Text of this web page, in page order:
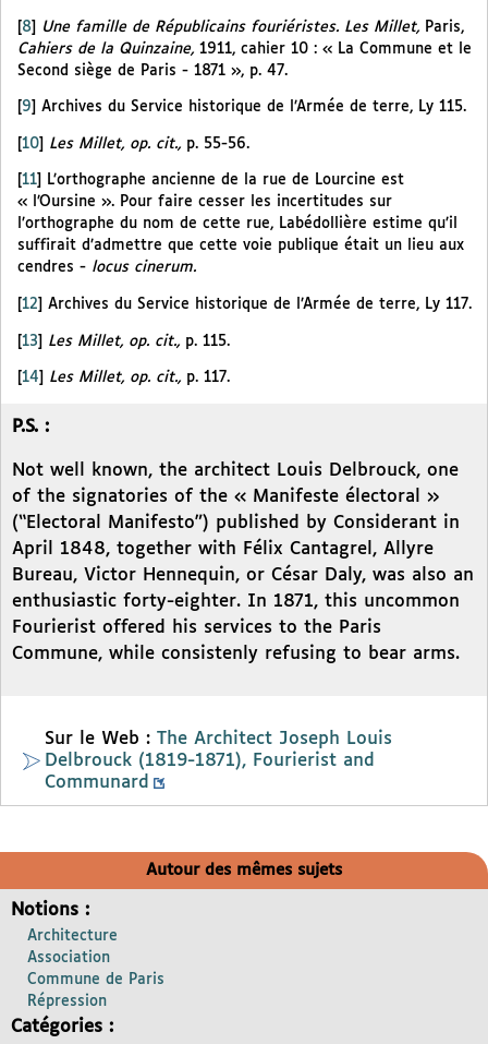
[8] Une famille de Républicains fouriéristes. Les Millet, Paris,
Cahiers de la Quinzaine, 1911, cahier 10 : « La Commune et le
Second siège de Paris - 1871 », p. 47.
9 Archives du Service historique de l’Armée de terre, Ly 115.
[10] Les Millet, op. cit., p. 55-56.
11
L’orthographe ancienne de la rue de Lourcine est
« l’Oursine ». Pour faire cesser les incertitudes sur
l’orthographe du nom de cette rue, Labédollière estime qu’il
suffirait d’admettre que cette voie publique était un lieu aux
cendres - locus cinerum.
12 Archives du Service historique de l’Armée de terre, Ly 117.
[13] Les Millet, op. cit., p. 115.
14 Les Millet, op. cit., p. 117.
P.S. :
Not well known, the architect Louis Delbrouck, one
of the signatories of the « Manifeste électoral »
(“Electoral Manifesto”) published by Considerant in
April 1848, together with Félix Cantagrel, Allyre
Bureau, Victor Hennequin, or César Daly, was also an
enthusiastic forty-eighter. In 1871, this uncommon
Fourierist offered his services to the Paris
Commune, while consistenly refusing to bear arms.
Sur le Web : The Architect Joseph Louis
Delbrouck (1819-1871), Fourierist and
Communard
Autour des mêmes sujets
Notions :
Architecture
Association
Commune de Paris
Répression
Catégories :